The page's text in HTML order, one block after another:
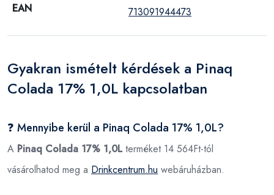
EAN 713091944473
Gyakran ismételt kérdések a Pinaq
Colada 17% 1,0L kapcsolatban
❓ Mennyibe kerül a Pinaq Colada 17% 1,0L?
A Pinaq Colada 17% 1,0Lterméket 14 564Ft-tól
vásárolhatod meg a Drinkcentrum.hu webáruházban.